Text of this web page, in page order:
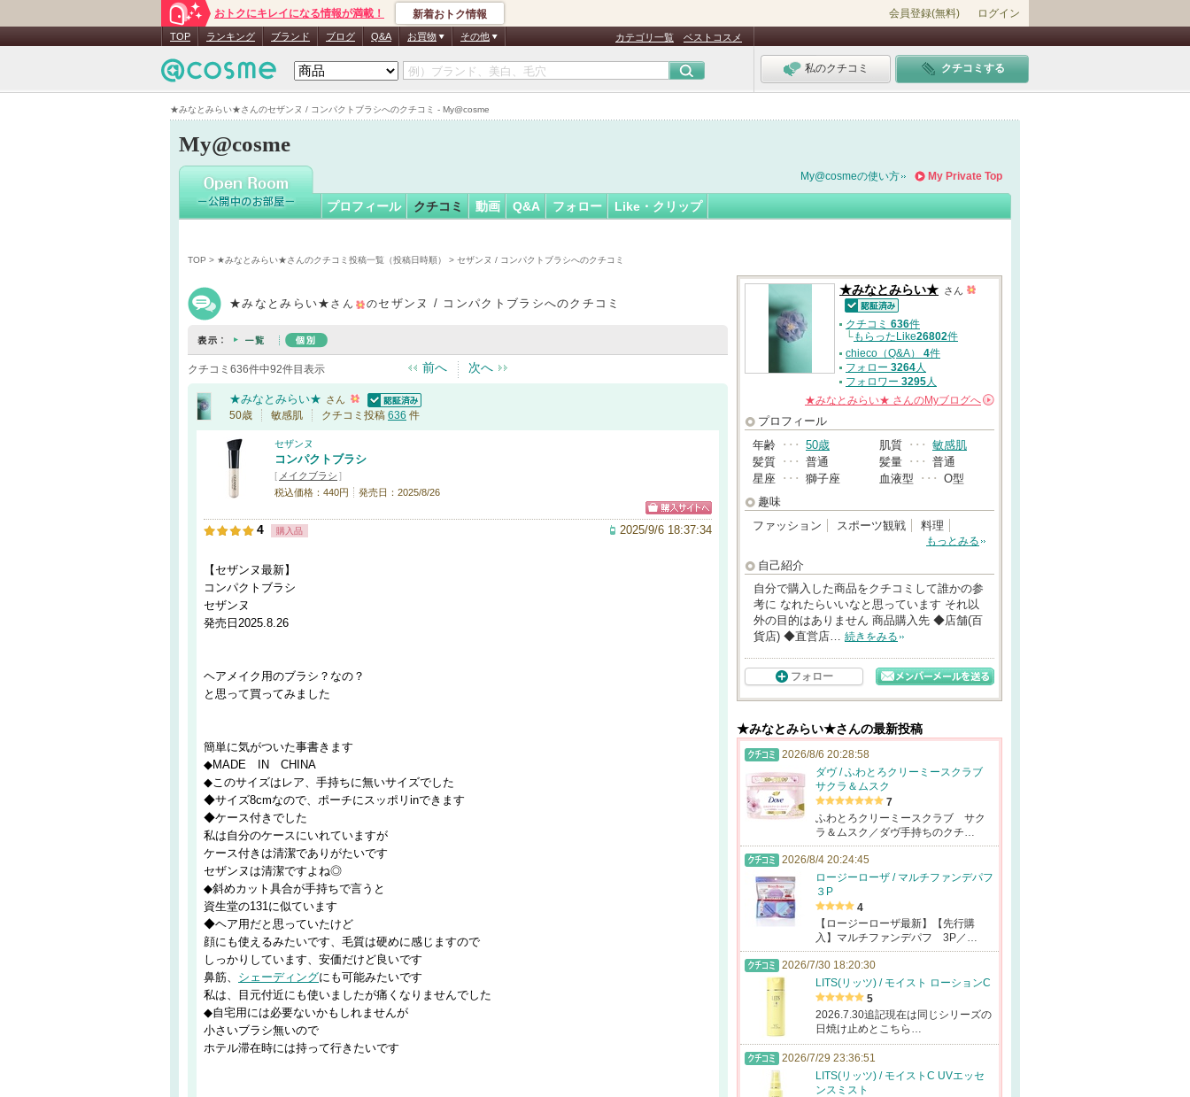
★みなとみらい★さんのセザンヌ / コンパクトブラシへのクチコミ - My@cosme
おトクにキレイになる情報が満載！ 新着おトク情報 会員登録(無料) ログイン
TOP ランキング ブランド ブログ Q&A お買物 その他 カテゴリ一覧 ベストコスメ
私のクチコミ クチコミする
My@cosme
★みなとみらい★さん
認
証
My Private Top
My@cosmeの使い方
プロフィール クチコミ 動画 Q&A フォロー Like・クリップ
TOP > ★みなとみらい★さんのクチコミ投稿一覧（投稿日時順） > セザンヌ / コンパクトブラシへのクチコミ
★みなとみらい★ さん のセザンヌ / コンパクトブラシへのクチコミ
クチコミ636件中92件目表示 前へ 次へ
★みなとみらい★ さん
認証済
50歳 敏感肌 クチコミ投稿 636 件
セザンヌ
コンパクトブラシ
[ メイクブラシ ]
税込価格：440円
発売日：2025/8/26
4 購入品 2025/9/6 18:37:34
【セザンヌ最新】
コンパクトブラシ
セザンヌ
発売日2025.8.26
ヘアメイク用のブラシ？なの？
と思って買ってみました
簡単に気がついた事書きます
◆MADE IN CHINA
◆このサイズはレア、手持ちに無いサイズでした
◆サイズ8cmなので、ポーチにスッポリinできます
◆ケース付きでした
私は自分のケースにいれていますが
ケース付きは清潔でありがたいです
セザンヌは清潔ですよね◎
◆斜めカット具合が手持ちで言うと
資生堂の131に似ています
◆ヘア用だと思っていたけど
顔にも使えるみたいです、毛質は硬めに感じますので
しっかりしています、安価だけど良いです
鼻筋、 シェーディングにも可能みたいです
私は、目元付近にも使いましたが痛くなりませんでした
◆自宅用には必要ないかもしれませんが
小さいブラシ無いので
ホテル滞在時には持って行きたいです
★みなとみらい★ さん
認証済
クチコミ 636件
└もらったLike26802件
chieco（Q&A） 4件
フォロー 3264人
フォロワー 3295人
★みなとみらい★ さんのMyブログへ
プロフィール
年齢 ･･･ 50歳 肌質 ･･･ 敏感肌
髪質 ･･･ 普通 髪量 ･･･ 普通
星座 ･･･ 獅子座 血液型 ･･･ O型
趣味
ファッション
スポーツ観戦 料理
もっとみる
自己紹介
自分で購入した商品をクチコミして誰かの参
考に なれたらいいなと思っています それ以
外の目的はありません 商品購入先 ◆店舗(百
貨店) ◆直営店… 続きをみる
フォロー
★みなとみらい★さんの最新投稿
2026/8/6 20:28:58
ダヴ / ふわとろクリーミースクラブ
サクラ＆ムスク
7
ふわとろクリーミースクラブ サク
ラ＆ムスク／ダヴ手持ちのクチ…
2026/8/4 20:24:45
ロージーローザ / マルチファンデパフ
３P
4
【ロージーローザ最新】【先行購
入】マルチファンデパフ 3P／…
2026/7/30 18:20:30
LITS(リッツ) / モイスト ローションC
5
2026.7.30追記現在は同じシリーズの
日焼け止めとこちら…
2026/7/29 23:36:51
LITS(リッツ) / モイストC UVエッセ
ンスミスト